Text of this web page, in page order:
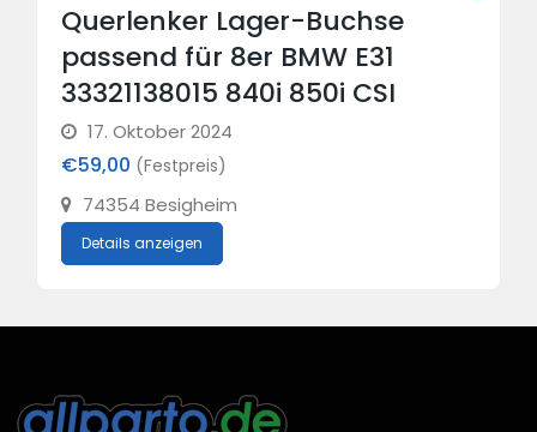
Querlenker Lager-Buchse
passend für 8er BMW E31
33321138015 840i 850i CSI
17. Oktober 2024
€59,00 (Festpreis)
74354 Besigheim
Details anzeigen